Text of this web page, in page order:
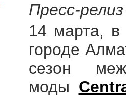
Пресс-релиз
14 марта, в
городе
сезон
моды